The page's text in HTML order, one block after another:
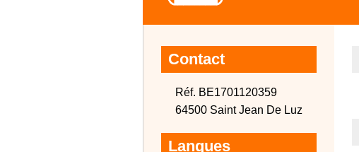
Contact
Réf. BE1701120359
64500 Saint Jean De Luz
Langues